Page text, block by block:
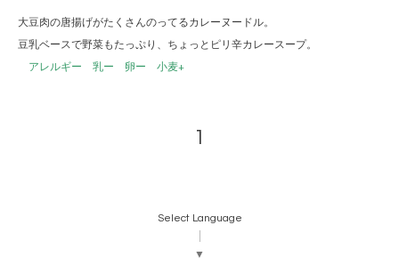
大豆肉の唐揚げがたくさんのってるカレーヌードル。
豆乳ベースで野菜もたっぷり、ちょっとピリ辛カレースープ。
アレルギー 乳ー 卵ー 小麦+
1
Select Language
▼